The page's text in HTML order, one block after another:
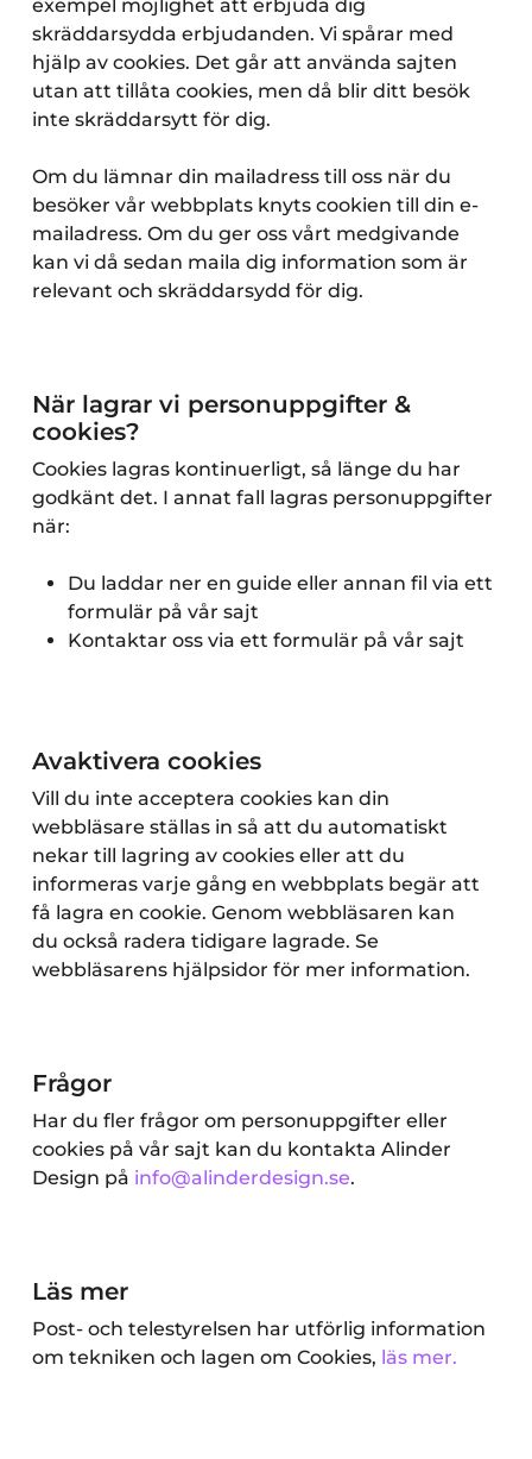
exempel möjlighet att erbjuda dig
skräddarsydda erbjudanden. Vi spårar med
hjälp av cookies. Det går att använda sajten
utan att tillåta cookies, men då blir ditt besök
inte skräddarsytt för dig.
Om du lämnar din mailadress till oss när du
besöker vår webbplats knyts cookien till din e-
mailadress. Om du ger oss vårt medgivande
kan vi då sedan maila dig information som är
relevant och skräddarsydd för dig.
När lagrar vi personuppgifter &
cookies?
Cookies lagras kontinuerligt, så länge du har
godkänt det. I annat fall lagras personuppgifter
när:
Du laddar ner en guide eller annan fil via ett
formulär på vår sajt
Kontaktar oss via ett formulär på vår sajt
Avaktivera cookies
Vill du inte acceptera cookies kan din
webbläsare ställas in så att du automatiskt
nekar till lagring av cookies eller att du
informeras varje gång en webbplats begär att
få lagra en cookie. Genom webbläsaren kan
du också radera tidigare lagrade. Se
webbläsarens hjälpsidor för mer information.
Frågor
Har du fler frågor om personuppgifter eller
cookies på vår sajt kan du kontakta Alinder
Design på info@alinderdesign.se.
Läs mer
Post- och telestyrelsen har utförlig information
om tekniken och lagen om Cookies, läs mer.